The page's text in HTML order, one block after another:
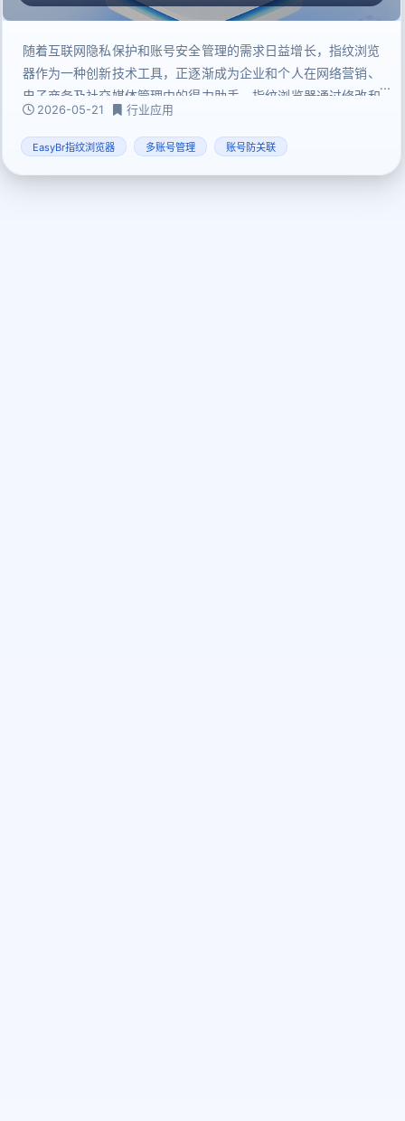
随着互联网隐私保护和账号安全管理的需求日益增长，指纹浏览
器作为一种创新技术工具，正逐渐成为企业和个人在网络营销、
电子商务及社交媒体管理中的得力助手。指纹浏览器通过修改和
保存诸如用户代理（UA）、时区等独一无二的信息，有效避免
了因信息关联导致的账号封禁问题，特别适用于需要进行多账号
2026-05-21 行业应用
EasyBr指纹浏览器 多账号管理 账号防关联